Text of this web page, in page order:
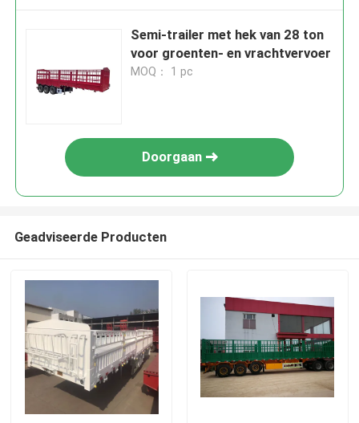
Semi-trailer met hek van 28 ton
voor groenten- en vrachtvervoer
MOQ： 1 pc
Doorgaan
Geadviseerde Producten